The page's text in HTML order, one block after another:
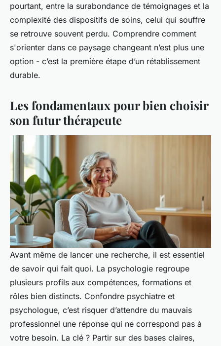
pourtant, entre la surabondance de témoignages et la
complexité des dispositifs de soins, celui qui souffre
se retrouve souvent perdu. Comprendre comment
s'orienter dans ce paysage changeant n’est plus une
option - c’est la première étape d’un rétablissement
durable.
Les fondamentaux pour bien choisir
son futur thérapeute
Avant même de lancer une recherche, il est essentiel
de savoir qui fait quoi. La psychologie regroupe
plusieurs profils aux compétences, formations et
rôles bien distincts. Confondre psychiatre et
psychologue, c’est risquer d’attendre du mauvais
professionnel une réponse qui ne correspond pas à
votre besoin. La clé ? Partir sur des bases claires,